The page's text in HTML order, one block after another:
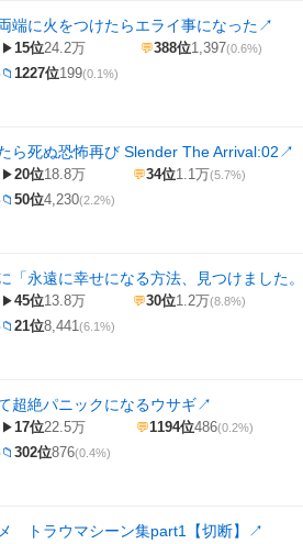
端に火をつけたらエライ事になった↗
▶15位24.2万 💬388位1,397(0.6%)
📁 1227位199(0.1%)
ら死ぬ恐怖再び Slender The Arrival:02↗
▶20位18.8万 💬34位1.1万(5.7%)
📁 50位4,230(2.2%)
「永遠に幸せになる方法、見つけました
▶45位13.8万 💬30位1.2万(8.8%)
📁 21位8,441(6.1%)
超絶パニックになるウサギ↗
▶17位22.5万 💬1194位486(0.2%)
📁 302位876(0.4%)
トラウマシーン集part1【切断】 ↗